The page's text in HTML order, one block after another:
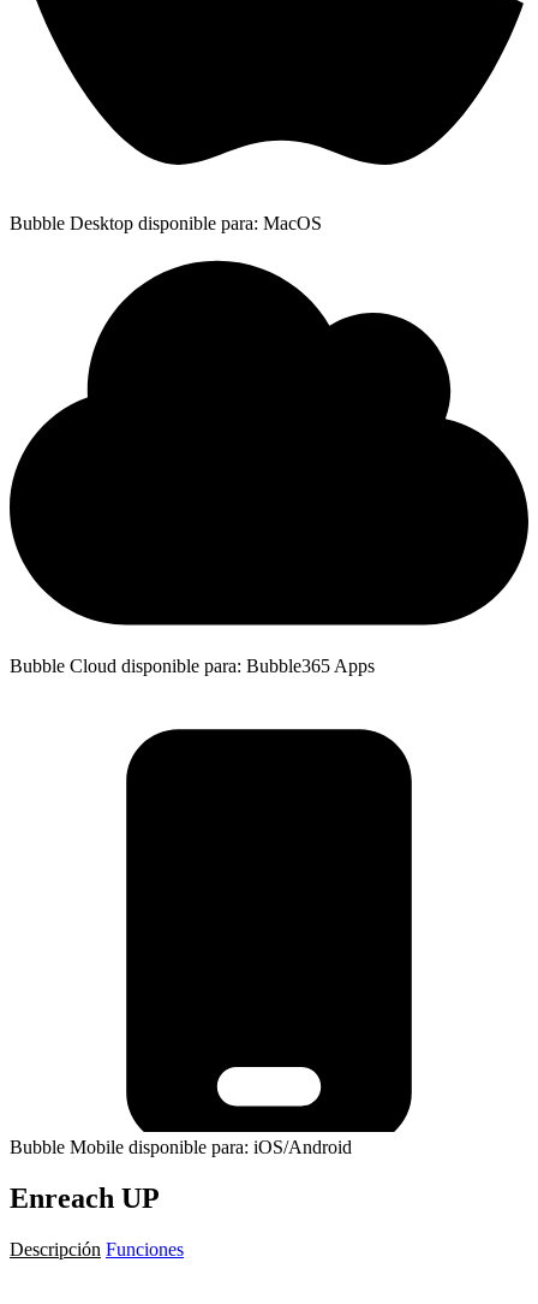
Bubble Desktop disponible para: MacOS
Bubble Cloud disponible para: Bubble365 Apps
Bubble Mobile disponible para: iOS/Android
Enreach UP
Descripción Funciones